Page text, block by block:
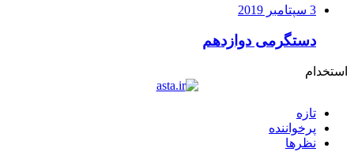
3 سپتامبر 2019
دستگرمی دوازدهم
استخدام
تازه
پرخواننده
نظرها